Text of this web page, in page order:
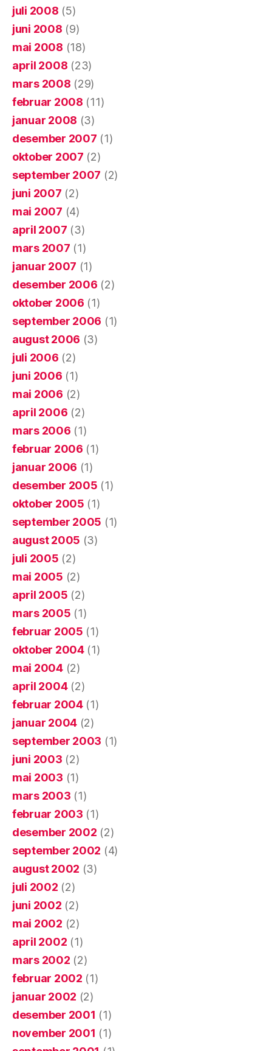
juli 2008 (5)
juni 2008 (9)
mai 2008 (18)
april 2008 (23)
mars 2008 (29)
februar 2008 (11)
januar 2008 (3)
desember 2007 (1)
oktober 2007 (2)
september 2007 (2)
juni 2007 (2)
mai 2007 (4)
april 2007 (3)
mars 2007 (1)
januar 2007 (1)
desember 2006 (2)
oktober 2006 (1)
september 2006 (1)
august 2006 (3)
juli 2006 (2)
juni 2006 (1)
mai 2006 (2)
april 2006 (2)
mars 2006 (1)
februar 2006 (1)
januar 2006 (1)
desember 2005 (1)
oktober 2005 (1)
september 2005 (1)
august 2005 (3)
juli 2005 (2)
mai 2005 (2)
april 2005 (2)
mars 2005 (1)
februar 2005 (1)
oktober 2004(1)
mai 2004(2)
april 2004(2)
februar 2004(1)
januar 2004 (2)
september 2003 (1)
juni 2003 (2)
mai 2003 (1)
mars 2003 (1)
februar 2003 (1)
desember 2002 (2)
september 2002 (4)
august 2002 (3)
juli 2002 (2)
juni 2002 (2)
mai 2002 (2)
april 2002 (1)
mars 2002 (2)
februar 2002 (1)
januar 2002 (2)
desember 2001 (1)
november 2001 (1)